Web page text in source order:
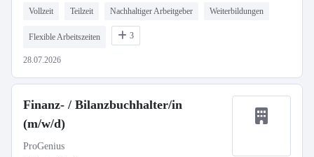
Vollzeit Teilzeit Nachhaltiger Arbeitgeber Weiterbildungen
Flexible Arbeitszeiten 3
28.07.2026
Finanz- / Bilanzbuchhalter/in
(m/w/d)
ProGenius